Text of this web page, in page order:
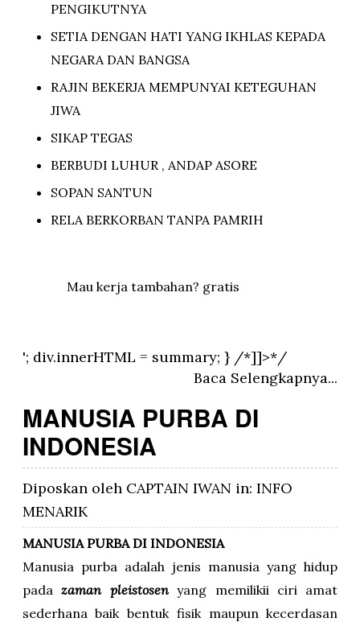
PENGIKUTNYA
SETIA DENGAN HATI YANG IKHLAS KEPADA
NEGARA DAN BANGSA
RAJIN BEKERJA MEMPUNYAI KETEGUHAN
JIWA
SIKAP TEGAS
BERBUDI LUHUR , ANDAP ASORE
SOPAN SANTUN
RELA BERKORBAN TANPA PAMRIH
Mau kerja tambahan? gratis
'; div.innerHTML = summary; } /*]]>*/
Baca Selengkapnya...
MANUSIA PURBA DI
INDONESIA
Diposkan oleh CAPTAIN IWAN in: INFO
MENARIK
MANUSIA PURBA DI INDONESIA
Manusia purba adalah jenis manusia yang hidup
padazaman pleistosenyang memilikii ciri amat
sederhana baik bentuk fisik maupun kecerdasan